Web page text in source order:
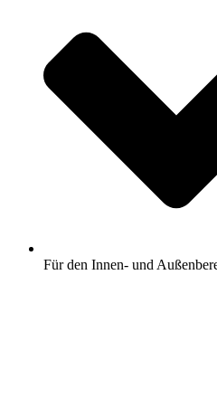
Für den Innen- und